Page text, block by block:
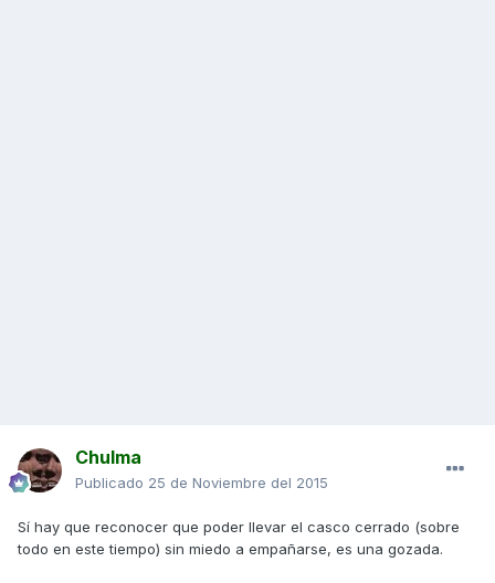
Chulma
Publicado 25 de Noviembre del 2015
Sí hay que reconocer que poder llevar el casco cerrado (sobre
todo en este tiempo) sin miedo a empañarse, es una gozada.